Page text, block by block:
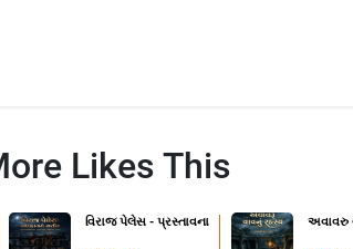
Likes This
વિરાજ પેલેસ - પ્રસ્તાવના અવાવરુ